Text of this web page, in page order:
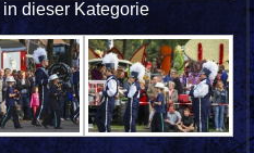
dieser Kategorie